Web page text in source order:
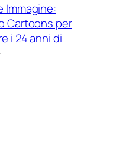
Immagine:
Cartoons per
i 24 anni di